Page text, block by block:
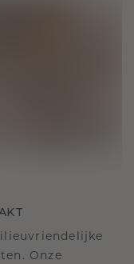
Onze